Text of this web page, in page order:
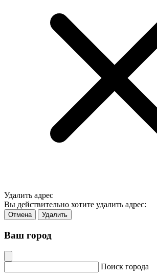
Удалить адрес
Вы действительно хотите удалить адрес:
Отмена Удалить
Ваш город
Поиск города